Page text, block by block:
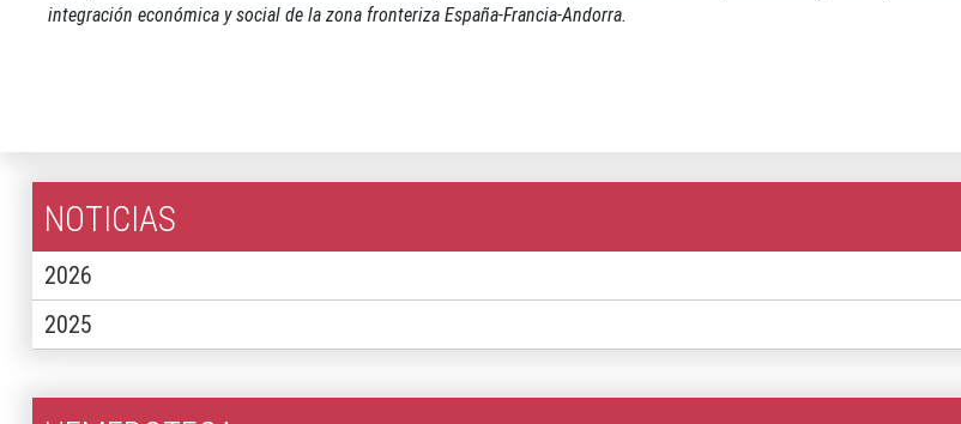
integración económica y social de la zona fronteriza España-Francia-Andorra.
NOTICIAS
2026
2025